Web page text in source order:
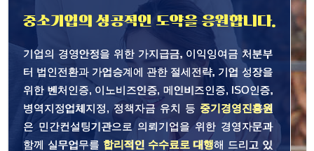
중소기업의 성공적인 도약을 응원합니다.
기업의 경영안정을 위한 가지급금, 이익잉여금 처분부
터 법인전환과 가업승계에 관한 절세전략, 기업 성장을
위한 벤처인증, 이노비즈인증, 메인비즈인증, ISO인증,
병역지정업체지정, 정책자금 유치 등 중기경영진흥원
은 민간컨설팅기관으로 의뢰기업을 위한 경영자문과
함께 실무업무를 합리적인 수수료로 대행해 드리고 있